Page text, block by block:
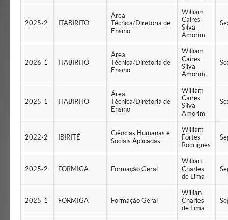
2025-2 ITABIRITO
Área
Técnica/Diretoria de
Ensino
William
Caires
Silva
Amorim
2026-1 ITABIRITO
Área
Técnica/Diretoria de
Ensino
William
Caires
Silva
Amorim
2025-1 ITABIRITO
Área
Técnica/Diretoria de
Ensino
William
Caires
Silva
Amorim
2022-2 IBIRITÉ
Ciências Humanas e
Sociais Aplicadas
William
Fortes
Rodrigues
2025-2 FORMIGA Formação Geral
Willian
Charles
de Lima
2025-1 FORMIGA Formação Geral
Willian
Charles
de Lima